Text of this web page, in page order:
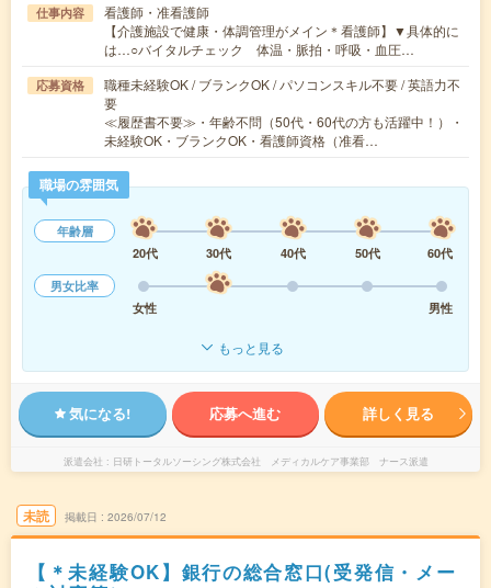
仕事内容
看護師・准看護師
【介護施設で健康・体調管理がメイン＊看護師】▼具体的に
は…○バイタルチェック 体温・脈拍・呼吸・血圧…
応募資格
職種未経験OK / ブランクOK / パソコンスキル不要 / 英語力不
要
≪履歴書不要≫・年齢不問（50代・60代の方も活躍中！）・
未経験OK・ブランクOK・看護師資格（准看…
職場の雰囲気
年齢層
20代
30代 40代 50代
60代
男女比率
女性
男性
もっと見る
気になる! 応募へ進む 詳しく見る
派遣会社 日研トータルソーシング株式会社 メディカルケア事業部 ナース派遣
未読 掲載日 2026/07/12
【＊未経験OK】銀行の総合窓口(受発信・メー